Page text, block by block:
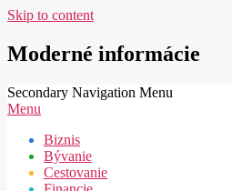
Skip to content
Moderné informácie
Secondary Navigation Menu
Menu
Biznis
Bývanie
Cestovanie